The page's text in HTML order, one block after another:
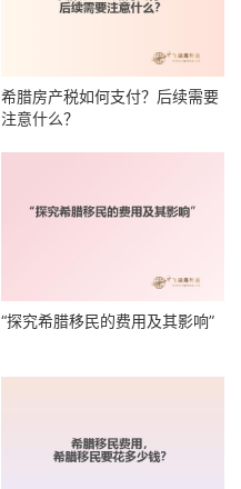
希腊房产税如何支付？后续需要
注意什么？
“探究希腊移民的费用及其影响”